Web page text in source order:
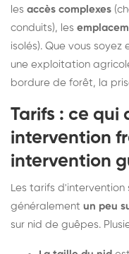
les accès complexes
conduits), les
isolés). Que vous
une exploitation
bordure de forêt, la
Tarifs : ce qui
intervention
intervention
Les tarifs d'intervention
généralement un peu
sur nid de guêpes.